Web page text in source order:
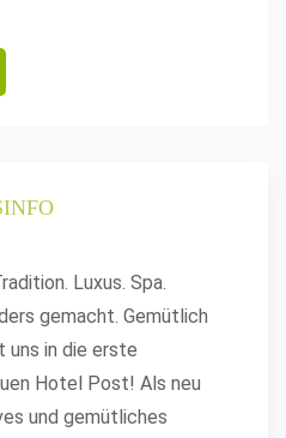
Luxus. Spa.
gemacht. Gemütlich
uns in die erste
Hotel Post! Als neu
und gemütliches